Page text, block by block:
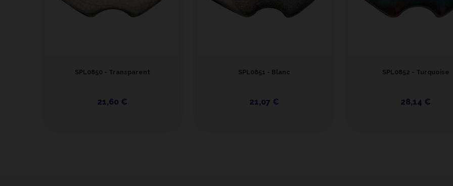
SPL0850 - Transparent
21,60 €
SPL0851 - Blanc
21,07 €
SPL0852 - Turquoise
28,14 €